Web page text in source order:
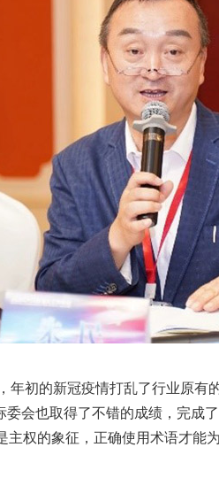
初的新冠疫情打乱了行业原有
委会也取得了不错的成绩，完成
主权的象征，正确使用术语才能